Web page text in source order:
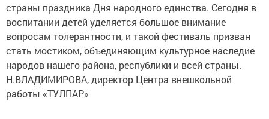
страны праздника Дня народного единства. Сегодня в
воспитании детей уделяется большое внимание
вопросам толерантности, и такой фестиваль призван
стать мостиком, объединяющим культурное наследие
народов нашего района, республики и всей страны.
Н.ВЛАДИМИРОВА, директор Центра внешкольной
работы «ТУЛПАР»